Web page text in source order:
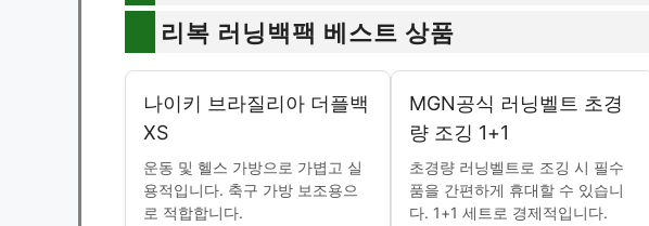
리복 러닝백팩 베스트 상품
나이키 브라질리아 더플백
XS
운동 및 헬스 가방으로 가볍고 실
용적입니다. 축구 가방 보조용으
로 적합합니다.
MGN공식 러닝벨트 초경
량 조깅 1+1
초경량 러닝벨트로 조깅 시 필수
품을 간편하게 휴대할 수 있습니
다. 1+1 세트로 경제적입니다.